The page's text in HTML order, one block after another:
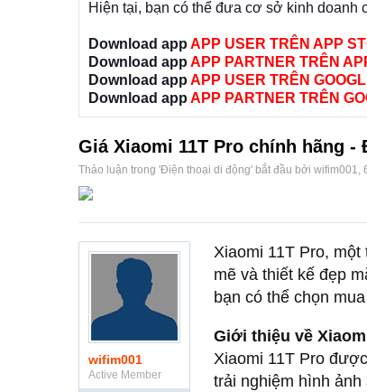
Hiện tại, bạn có thể đưa cơ sở kinh doanh
Download app APP USER TRÊN APP
Download app APP PARTNER TRÊN
Download app APP USER TRÊN
Download app APP PARTNER TRÊN
Giá Xiaomi 11T Pro chính hãng
Thảo luận trong 'Điện thoại di động' bắt đầu bởi wifim001,
wifim001
Active Member
Xiaomi 11T Pro,
mẽ và thiết kế đẹp
bạn có thể chọn
Giới thiệu về
Xiaomi 11T Pro
trải nghiệm hình